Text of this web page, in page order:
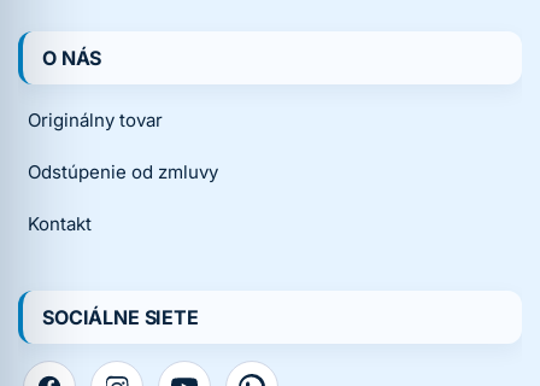
O NÁS
Originálny tovar
Odstúpenie od zmluvy
Kontakt
SOCIÁLNE SIETE